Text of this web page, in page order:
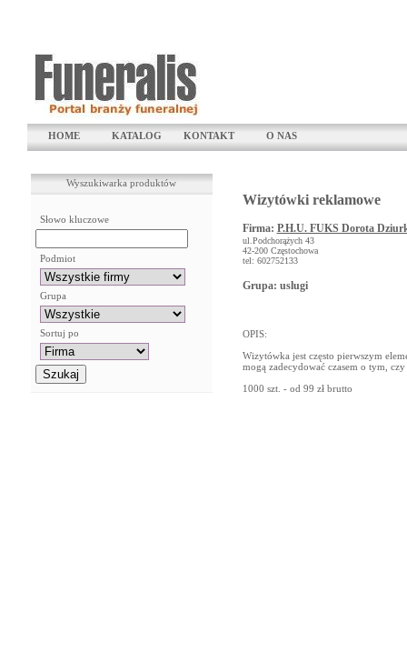
HOME KATALOG KONTAKT O NAS
Wyszukiwarka produktów
Słowo kluczowe
Podmiot
Grupa
Sortuj po
Wizytówki reklamowe
Firma: P.H.U. FUKS Dorota
ul.Podchorążych 43
42-200 Częstochowa
tel: 602752133
Grupa: uslugi
OPIS:
Wizytówka jest często pierwszym
mogą zadecydować czasem o tym,
1000 szt. - od 99 zł brutto